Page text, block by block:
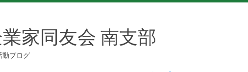
家同友会 南支部
動ブログ